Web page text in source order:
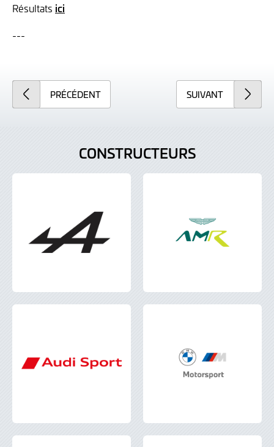
Résultats ici
---
PRÉCÉDENT SUIVANT
CONSTRUCTEURS